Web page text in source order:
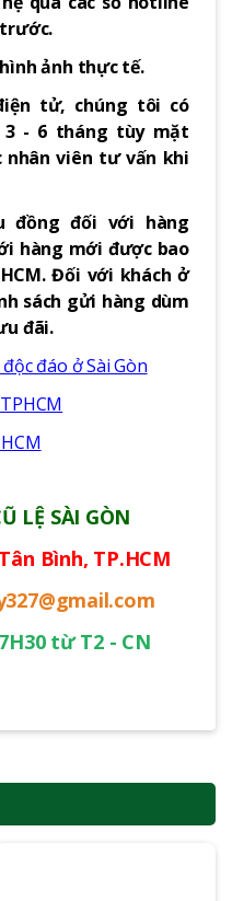
ảnh thực tế.
tử, chúng tôi có
3 - 6 tháng tùy mặt
nhân viên tư vấn khi
đồng đối với hàng
hàng mới được bao
Đối với khách ở
sách gửi hàng dùm
đãi.
đáo ở Sài Gòn
LỆ SÀI GÒN
Bình, TP.HCM
từ T2 - CN